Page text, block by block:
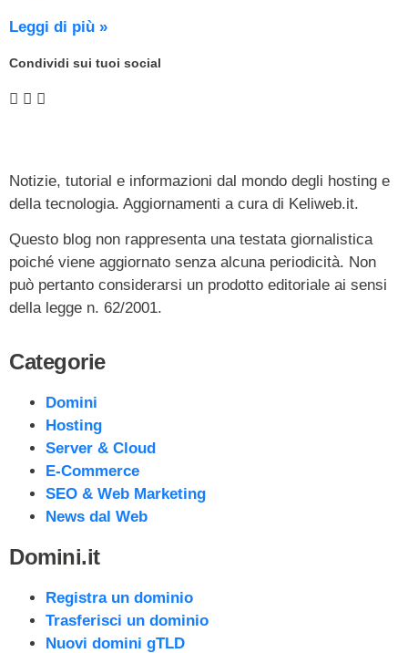
Leggi di più »
Condividi sui tuoi social
Notizie, tutorial e informazioni dal mondo degli hosting e
della tecnologia. Aggiornamenti a cura di Keliweb.it.
Questo blog non rappresenta una testata giornalistica
poiché viene aggiornato senza alcuna periodicità. Non
può pertanto considerarsi un prodotto editoriale ai sensi
della legge n. 62/2001.
Categorie
Domini
Hosting
Server & Cloud
E-Commerce
SEO & Web Marketing
News dal Web
Domini.it
Registra un dominio
Trasferisci un dominio
Nuovi domini gTLD